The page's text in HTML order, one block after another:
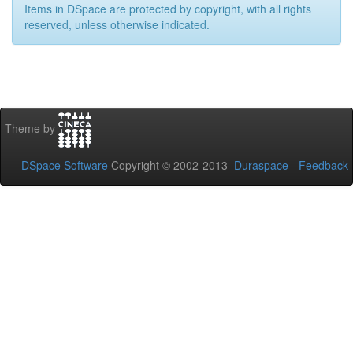
Items in DSpace are protected by copyright, with all rights
reserved, unless otherwise indicated.
Theme by
DSpace Software Copyright © 2002-2013 Duraspace - Feedback